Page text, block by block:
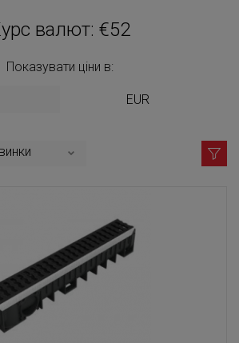
валют: €52
Показувати ціни в:
EUR